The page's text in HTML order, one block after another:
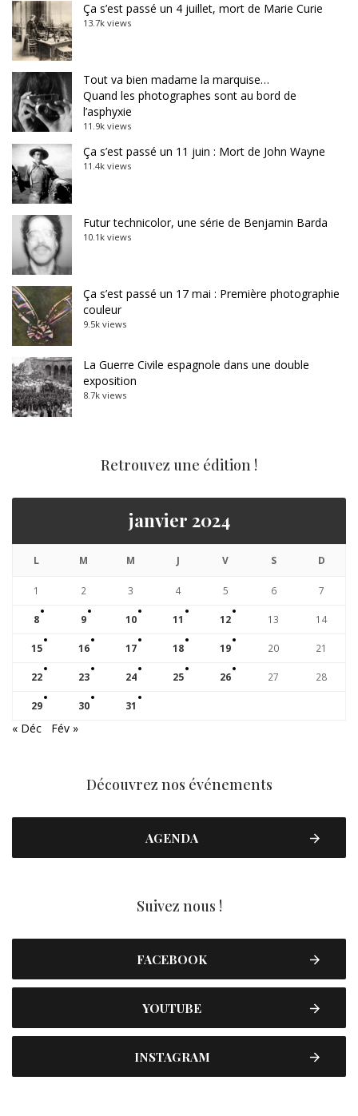
Ça s’est passé un 4 juillet, mort de Marie Curie
13.7k views
Tout va bien madame la marquise…
Quand les photographes sont au bord de
l’asphyxie
11.9k views
Ça s’est passé un 11 juin : Mort de John Wayne
11.4k views
Futur technicolor, une série de Benjamin Barda
10.1k views
Ça s’est passé un 17 mai : Première photographie
couleur
9.5k views
La Guerre Civile espagnole dans une double
exposition
8.7k views
Retrouvez une édition !
janvier 2024
L M M J V S D
1 2 3 4 5 6 7
8 9 10 11 12 13 14
15 16 17 18 19 20 21
22 23 24 25 26 27 28
29 30 31
« Déc Fév »
Découvrez nos événements
AGENDA
Suivez nous !
FACEBOOK
YOUTUBE
INSTAGRAM